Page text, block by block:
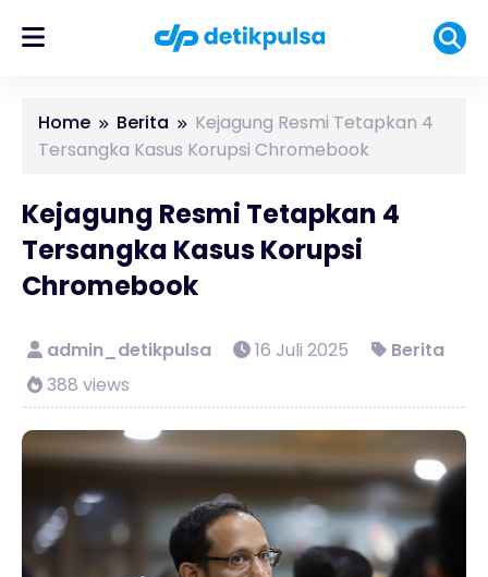
Home Berita
Kejagung Resmi Tetapkan 4
Tersangka Kasus Korupsi Chromebook
Kejagung Resmi Tetapkan 4
Tersangka Kasus Korupsi
Chromebook
admin_detikpulsa 16 Juli 2025
Berita
388 views